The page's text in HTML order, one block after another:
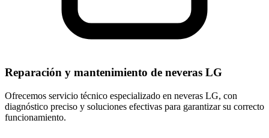
Reparación y mantenimiento de neveras LG
Ofrecemos servicio técnico especializado en neveras LG, con
diagnóstico preciso y soluciones efectivas para garantizar su correcto
funcionamiento.